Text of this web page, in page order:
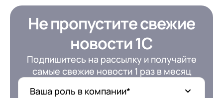
Не пропустите свежие
новости 1С
Подпишитесь на рассылку и получайте
самые свежие новости 1 раз в месяц
Ваша роль в компании*